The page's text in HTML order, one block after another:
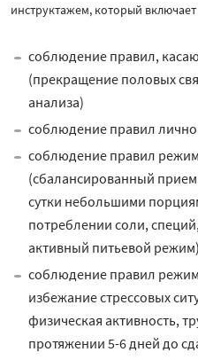
инструктажем, который включает
соблюдение правил,
(прекращение половых
анализа)
соблюдение правил
соблюдение правил
(сбалансированный
сутки небольшими
потреблении соли,
активный питьевой режим)
соблюдение правил
избежание стрессовых
физическая активность,
протяжении 5-6 дней до